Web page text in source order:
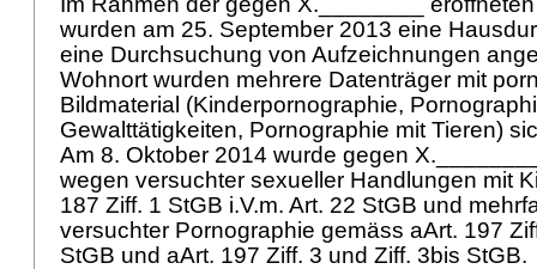
wurden am 25. September 2013 eine
eine Durchsuchung von Aufzeichnungen
Wohnort wurden mehrere Datenträger mit
Bildmaterial (Kinderpornographie,
Gewalttätigkeiten, Pornographie mit Tieren)
Am 8. Oktober 2014 wurde gegen
wegen versuchter sexueller Handlungen mit
187 Ziff. 1 StGB i.V.m. Art. 22 StGB und
versuchter Pornographie gemäss aArt. 197
StGB und aArt. 197 Ziff. 3 und Ziff. 3bis StGB.